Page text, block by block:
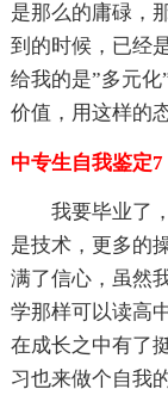
是那么的庸碌，
到的时候，已经
给我的是”多元
价值，用这样的
中专生自我鉴定7
我要毕业了
是技术，更多的
满了信心，虽然
学那样可以读高
在成长之中有了
习也来做个自我